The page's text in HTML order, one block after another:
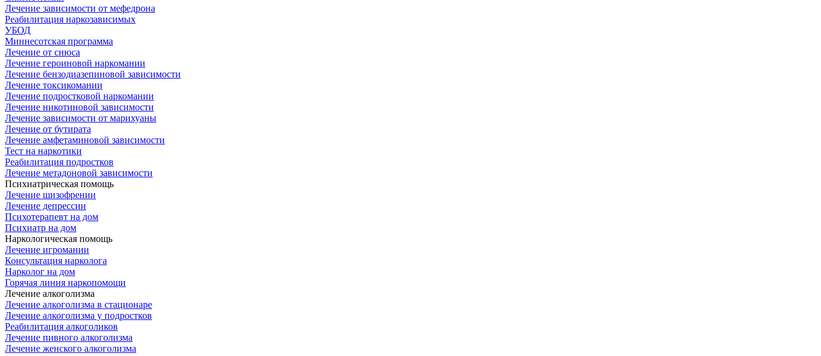
Лечение зависимости от мефедрона
Реабилитация наркозависимых
УБОД
Миннесотская программа
Лечение от снюса
Лечение героиновой наркомании
Лечение бензодиазепиновой зависимости
Лечение токсикомании
Лечение подростковой наркомании
Лечение никотиновой зависимости
Лечение зависимости от марихуаны
Лечение от бутирата
Лечение амфетаминовой зависимости
Тест на наркотики
Реабилитация подростков
Лечение метадоновой зависимости
Психиатрическая помощь
Лечение шизофрении
Лечение депрессии
Психотерапевт на дом
Психиатр на дом
Наркологическая помощь
Лечение игромании
Консультация нарколога
Нарколог на дом
Горячая линия наркопомощи
Лечение алкоголизма
Лечение алкоголизма в стационаре
Лечение алкоголизма у подростков
Реабилитация алкоголиков
Лечение пивного алкоголизма
Лечение женского алкоголизма